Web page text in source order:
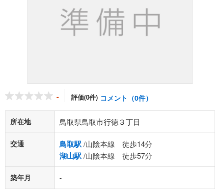
- 評価(0件) コメント（0件）
所在地 鳥取県鳥取市行徳３丁目
交通 鳥取駅/山陰本線 徒歩14分
湖山駅/山陰本線 徒歩57分
築年月 -